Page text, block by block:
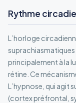
Rythme
L’horloge
principalement à la
rétine. Ce
L’hypnose, qui agit
(cortex préfrontal,